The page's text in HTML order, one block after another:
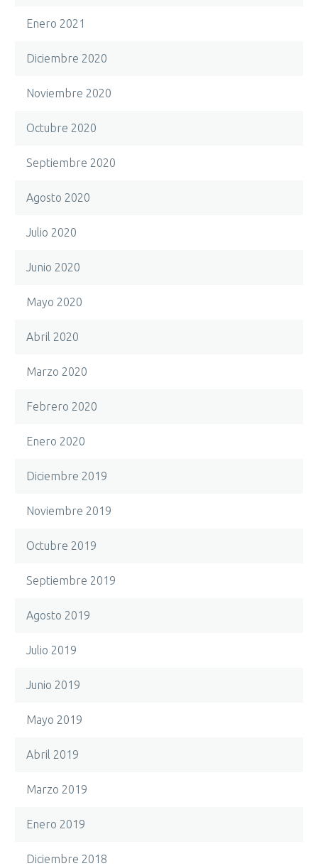
Enero 2021
Diciembre 2020
Noviembre 2020
Octubre 2020
Septiembre 2020
Agosto 2020
Julio 2020
Junio 2020
Mayo 2020
Abril 2020
Marzo 2020
Febrero 2020
Enero 2020
Diciembre 2019
Noviembre 2019
Octubre 2019
Septiembre 2019
Agosto 2019
Julio 2019
Junio 2019
Mayo 2019
Abril 2019
Marzo 2019
Enero 2019
Diciembre 2018